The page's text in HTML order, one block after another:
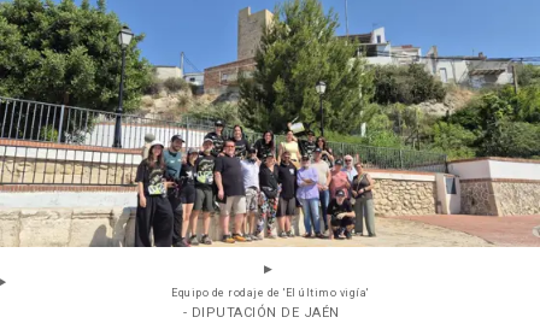
Equipo de rodaje de 'El último vigía'
- DIPUTACIÓN DE JAÉN